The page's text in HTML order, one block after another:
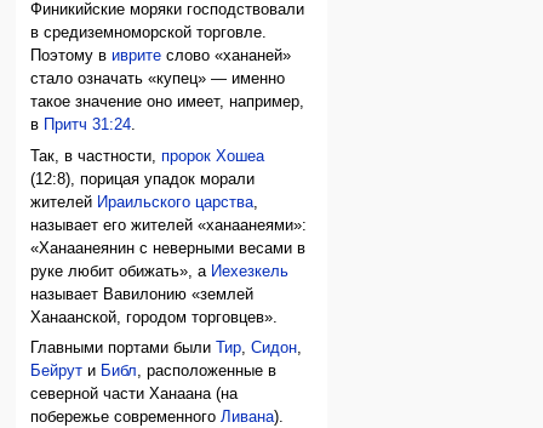
Финикийские моряки господствовали
в средиземноморской торговле.
Поэтому виврите слово «хананей»
стало означать «купец» — именно
такое значение оно имеет, например,
в
Притч 31:24.
Так, в частности,пророк Хошеа
(12:8), порицая упадок морали
жителей Ираильского царства
называет его жителей «ханаанеями»:
«Ханаанеянин с неверными весами в
руке любит обижать», а Иехезкель
называет Вавилонию «землей
Ханаанской, городом торговцев».
Главными портами былиТир,Сидон,
Бейрут и Библ, расположенные в
северной части Ханаана (на
побережье современногоЛивана).